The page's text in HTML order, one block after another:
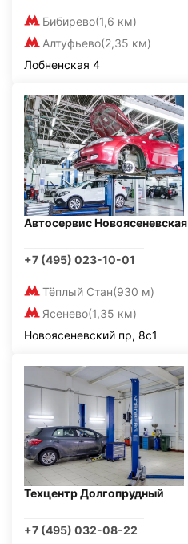
Бибирево(1,6 км)
Алтуфьево(2,35 км)
Лобненская 4
Автосервис Новоясеневская
+7 (495) 023-10-01
Тёплый Стан(930 м)
Ясенево(1,35 км)
Новоясеневский пр, 8с1
Техцентр Долгопрудный
+7 (495) 032-08-22